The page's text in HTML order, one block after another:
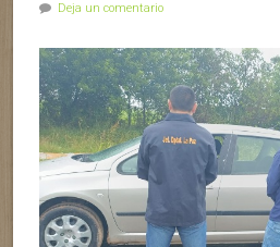
Deja un comentario